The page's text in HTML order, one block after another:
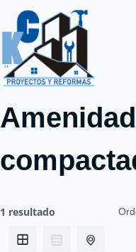
contenido
1 resultado